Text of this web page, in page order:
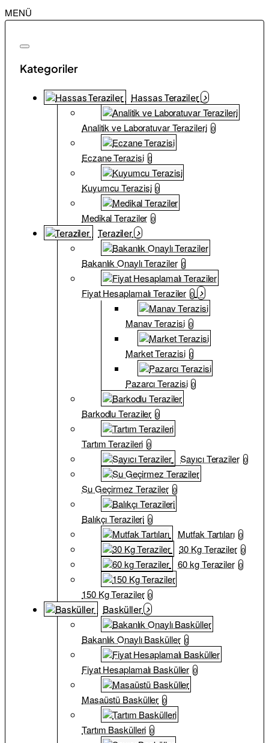
MENÜ
Kategoriler
Hassas Teraziler
Analitik ve Laboratuvar Terazileri 0
Eczane Terazisi 0
Kuyumcu Terazisi 0
Medikal Teraziler 0
Teraziler
Bakanlık Onaylı Teraziler 0
Fiyat Hesaplamalı Teraziler 0
Manav Terazisi 0
Market Terazisi 0
Pazarcı Terazisi 0
Barkodlu Teraziler 0
Tartım Terazileri 0
Sayıcı Teraziler 0
Su Geçirmez Teraziler 0
Balıkçı Terazileri 0
Mutfak Tartıları 0
30 Kg Teraziler 0
60 kg Teraziler 0
150 Kg Teraziler 0
Basküller
Bakanlık Onaylı Basküller 0
Fiyat Hesaplamalı Basküller 0
Masaüstü Basküller 0
Tartım Baskülleri 0